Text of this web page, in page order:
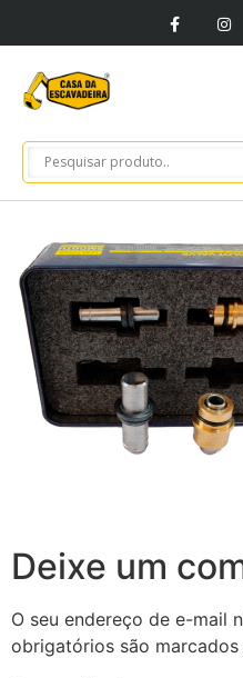
Deixe um
O seu endereço de e-mail
obrigatórios são marcados